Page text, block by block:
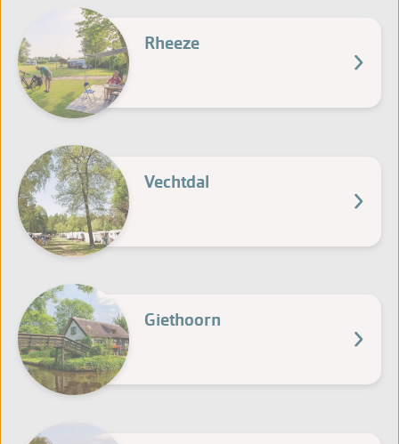
Rheeze
Vechtdal
Giethoorn